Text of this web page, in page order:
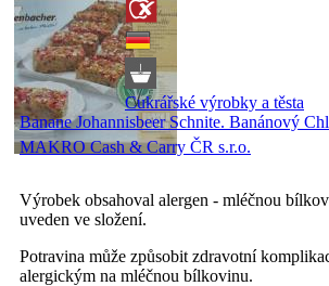
Cukrářské výrobky a těsta
Banane Johannisbeer Schnite. Banánový
MAKRO Cash & Carry ČR s.r.o.
Výrobek obsahoval alergen - mléčnou
uveden ve složení.
Potravina může způsobit zdravotní
alergickým na mléčnou bílkovinu.